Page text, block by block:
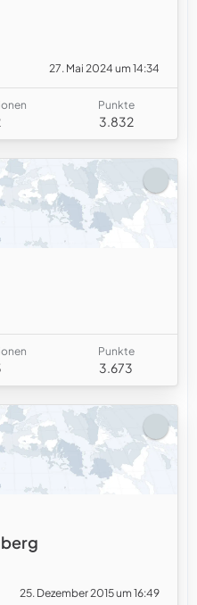
27. Mai 2024 um 14:34
Punkte
3.832
Punkte
3.673
25. Dezember 2015 um 16:49